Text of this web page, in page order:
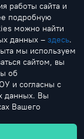
работы сайта и
подробную
можно найти
данных – здесь.
мы используем
сайтом, вы
об
и согласны с
данных. Вы
Вашего